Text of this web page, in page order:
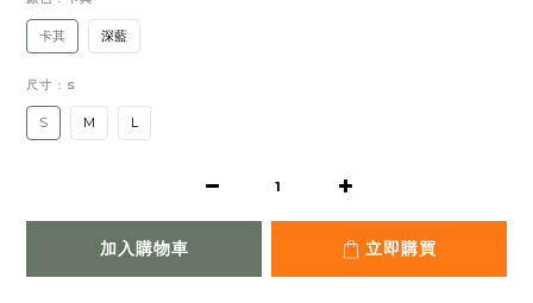
卡其 深藍
尺寸 : S
S M L
加入購物車 立即購買